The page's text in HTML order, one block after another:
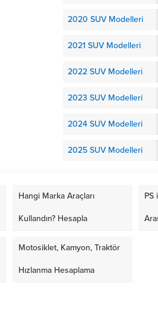
2020 SUV Modelleri
2021 SUV Modelleri
2022 SUV Modelleri
2023 SUV Modelleri
2024 SUV Modelleri
2025 SUV Modelleri
Hangi Marka Araçları
Kullandın? Hesapla
PS
Motosiklet, Kamyon, Traktör
Hızlanma Hesaplama